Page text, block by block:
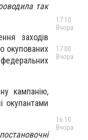
так
заходів
окупованих
федеральних
кампанію,
окупантами
17:10
Вчора
17:00
Вчора
16:10
Вчора